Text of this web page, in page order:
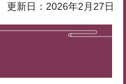
更新日：2026年2月27日